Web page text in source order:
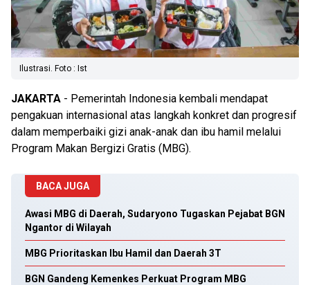
Ilustrasi. Foto : Ist
JAKARTA - Pemerintah Indonesia kembali mendapat
pengakuan internasional atas langkah konkret dan progresif
dalam memperbaiki gizi anak-anak dan ibu hamil melalui
Program Makan Bergizi Gratis (MBG).
BACA JUGA
Awasi MBG di Daerah, Sudaryono Tugaskan Pejabat BGN
Ngantor di Wilayah
MBG Prioritaskan Ibu Hamil dan Daerah 3T
BGN Gandeng Kemenkes Perkuat Program MBG